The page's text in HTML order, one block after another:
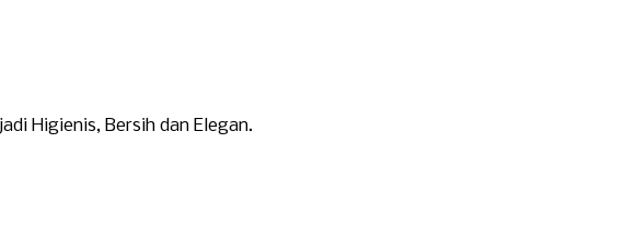
Higienis, Bersih dan Elegan.